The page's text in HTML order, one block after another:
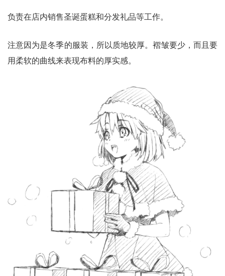
负责在店内销售圣诞蛋糕和分发礼品等工作。
注意因为是冬季的服装，所以质地较厚。褶皱要少，而且要
用柔软的曲线来表现布料的厚实感。